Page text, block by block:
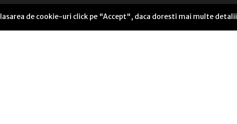
de cookie-uri click pe "Accept", daca doresti mai multe detalii